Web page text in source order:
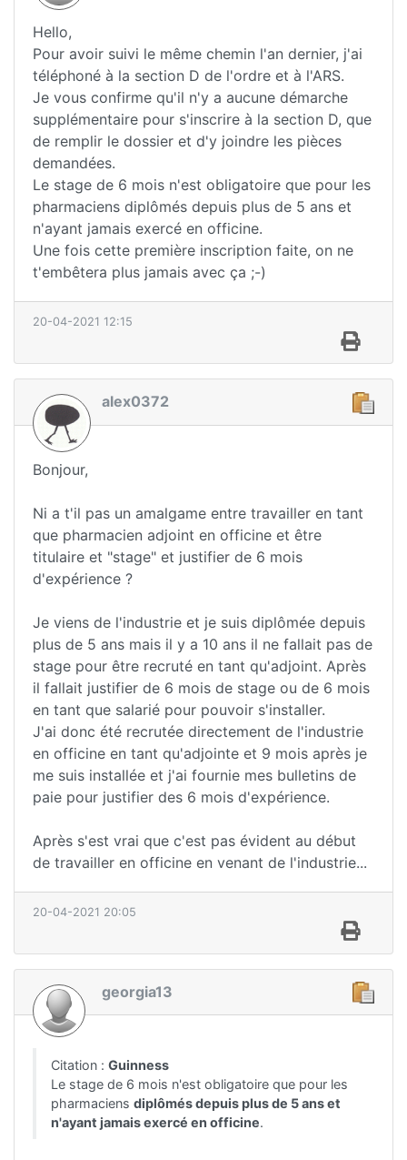
Hello,
Pour avoir suivi le même chemin l'an dernier, j'ai
téléphoné à la section D de l'ordre et à l'ARS.
Je vous confirme qu'il n'y a aucune démarche
supplémentaire pour s'inscrire à la section D, que
de remplir le dossier et d'y joindre les pièces
demandées.
Le stage de 6 mois n'est obligatoire que pour les
pharmaciens diplômés depuis plus de 5 ans et
n'ayant jamais exercé en officine.
Une fois cette première inscription faite, on ne
t'embêtera plus jamais avec ça ;-)
20-04-2021 12:15
alex0372
Bonjour,
Ni a t'il pas un amalgame entre travailler en tant
que pharmacien adjoint en officine et être
titulaire et "stage" et justifier de 6 mois
d'expérience ?
Je viens de l'industrie et je suis diplômée depuis
plus de 5 ans mais il y a 10 ans il ne fallait pas de
stage pour être recruté en tant qu'adjoint. Après
il fallait justifier de 6 mois de stage ou de 6 mois
en tant que salarié pour pouvoir s'installer.
J'ai donc été recrutée directement de l'industrie
en officine en tant qu'adjointe et 9 mois après je
me suis installée et j'ai fournie mes bulletins de
paie pour justifier des 6 mois d'expérience.
Après s'est vrai que c'est pas évident au début
de travailler en officine en venant de l'industrie...
20-04-2021 20:05
georgia13
Citation : Guinness
Le stage de 6 mois n'est obligatoire que pour les
pharmaciens diplômés depuis plus de 5 ans et
n'ayant jamais exercé en officine.